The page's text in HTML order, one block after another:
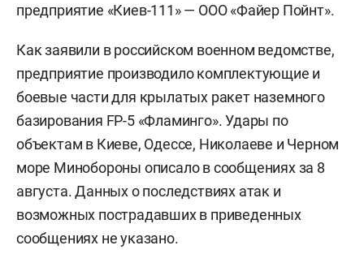
предприятие «Киев-111» — ООО «Файер Пойнт».
Как заявили в российском военном ведомстве,
предприятие производило комплектующие и
боевые части для крылатых ракет наземного
базирования FP-5 «Фламинго». Удары по
объектам в Киеве, Одессе, Николаеве и Черном
море Минобороны описало в сообщениях за 8
августа. Данных о последствиях атак и
возможных пострадавших в приведенных
сообщениях не указано.